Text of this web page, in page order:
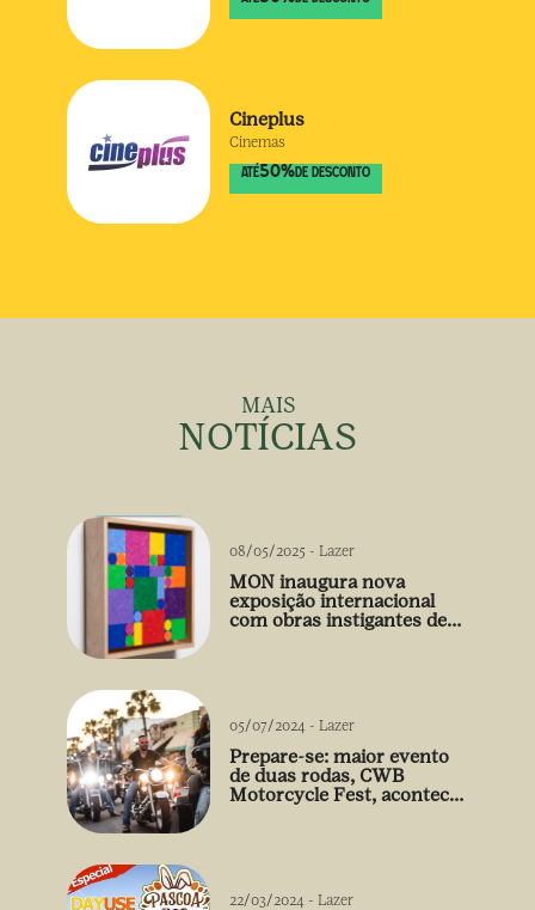
Cineplus
Cinemas
ATÉ50% DE DESCONTO
MAIS
NOTÍCIAS
08/05/2025 - Lazer
MON inaugura nova
exposição internacional
com obras instigantes de
05/07/2024 - Lazer
Prepare-se: maior evento
de duas rodas, CWB
Motorcycle Fest, acontece
22/03/2024 - Lazer